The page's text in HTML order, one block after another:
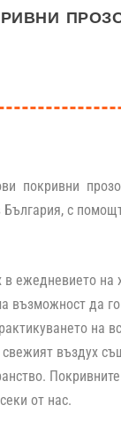
покривни
с
ежедневието
възможност да
на
въздух
от нас.